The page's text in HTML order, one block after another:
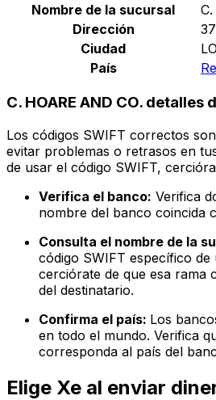
Nombre de la sucursal
Dirección
Ciudad
País
C. HOARE AND CO. detalles
Los códigos SWIFT correctos
evitar problemas o retrasos en
de usar el código SWIFT,
Verifica el banco: Verifica
nombre del banco coincida
Consulta el nombre de la
código SWIFT específico de
cerciórate de que esa rama
del destinatario.
Confirma el país: Los
en todo el mundo. Verifica
corresponda al país del
Elige Xe al enviar